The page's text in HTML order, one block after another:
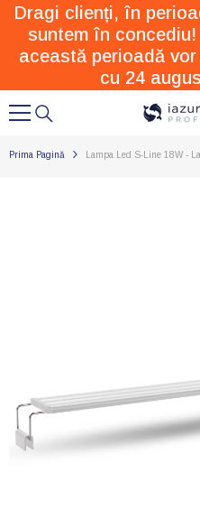
SARI LA CONȚINUT
Dragi clienți, în
suntem în
această perioadă
cu 24
Prima Pagină Lampa Led S-Line 18W -